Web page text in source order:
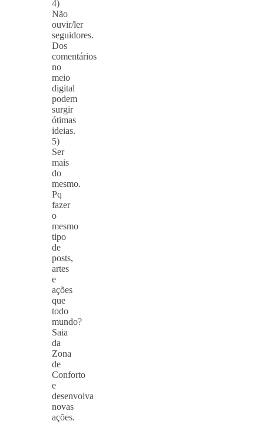
4)
Não
ouvir/ler
seguidores.
Dos
comentários
no
meio
digital
podem
surgir
ótimas
ideias.
5)
Ser
mais
do
mesmo.
Pq
fazer
o
mesmo
tipo
de
posts,
artes
e
ações
que
todo
mundo?
Saia
da
Zona
de
Conforto
e
desenvolva
novas
ações.